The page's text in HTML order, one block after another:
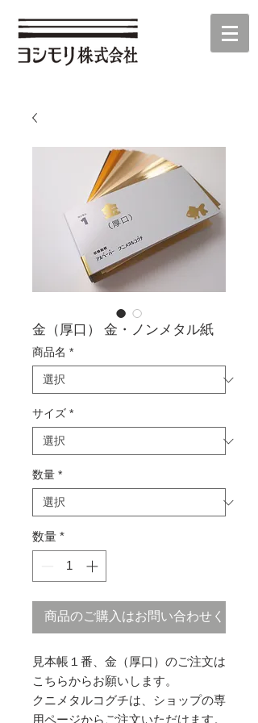
金（厚口） 金・ノンメタル紙
商品名 *
サイズ *
数量 *
数量 *
商品のご購入はお問い合わせください
見本帳１番、金（厚口）のご注文は
こちらからお願いします。
クニメタルコグチは、ショップの専